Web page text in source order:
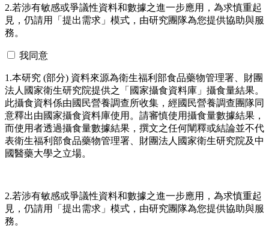
2.若涉有敏感或爭議性資料和數據之進一步應用，為求慎重起
見，仍請用「提出需求」模式，由研究團隊為您提供協助與服
務。
我同意
1.本研究 (部分) 資料來源為衛生福利部食品藥物管理署、財團
法人國家衛生研究院提供之「國家攝食資料庫」攝食量結果。
此攝食資料係由國民營養調查所收集，經國民營養調查團隊同
意釋出由國家攝食資料庫使用。請審慎使用攝食量數據結果，
而使用者透過攝食量數據結果，撰文之任何闡釋或結論並不代
表衛生福利部食品藥物管理署、財團法人國家衛生研究院及中
國醫藥大學之立場。
2.若涉有敏感或爭議性資料和數據之進一步應用，為求慎重起
見，仍請用「提出需求」模式，由研究團隊為您提供協助與服
務。